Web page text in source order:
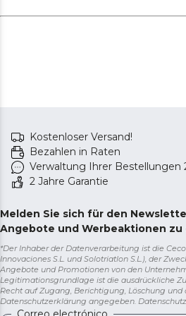
Kostenloser Versand!
Bezahlen in Raten
Verwaltung Ihrer Bestellungen
2 Jahre Garantie
Melden Sie sich für den
Angebote und Werbeaktionen zu
*Der Inhaber der Datenverarbeitung ist die
Innovaciones S.L. und Solotriatlon S.L.), der
Angebote und Promotionen von den
Legitimationsgrundlage ist die ausdrückliche
Recht auf Zugang, Berichtigung, Löschung und
Datenschutzerklärung angegeben.